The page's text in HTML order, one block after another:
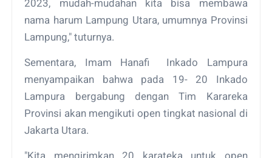
2023, mudah-mudahan kita bisa membawa
nama harum Lampung Utara, umumnya Provinsi
Lampung," tuturnya.
Sementara, Imam Hanafi Inkado Lampura
menyampaikan bahwa pada 19- 20 Inkado
Lampura bergabung dengan Tim Karareka
Provinsi akan mengikuti open tingkat nasional di
Jakarta Utara.
"Kita mengirimkan 20 karateka untuk open